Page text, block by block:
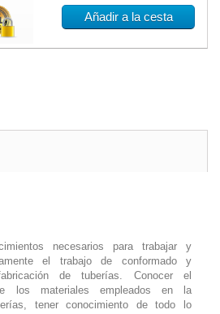
Añadir a la cesta
necesarios para trabajar y
el trabajo de conformado y
de tuberías. Conocer el
los materiales empleados en la
tener conocimiento de todo lo